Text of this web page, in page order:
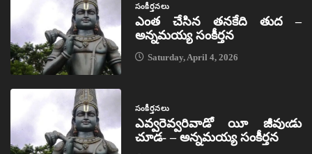
సంకీర్తనలు
ఎంత చేసిన తనకేది తుద –
అన్నమయ్య సంకీర్తన
Saturday, April 4, 2026
సంకీర్తనలు
ఎవ్వరెవ్వరివాడో యీ జీవుఁడు
చూడ- – అన్నమయ్య సంకీర్తన